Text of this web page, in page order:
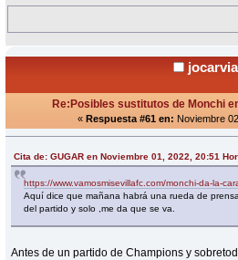
jocarvia
Re:Posibles sustitutos de Monchi
« Respuesta #61 en: Noviembre
Cita de: GUGAR en Noviembre 01, 2022, 20:51
https://www.vamosmisevillafc.com/monchi-da-la-
Aquí dice que mañana habrá una rueda de
del partido y solo ,me da que se va.
Antes de un partido de Champions y